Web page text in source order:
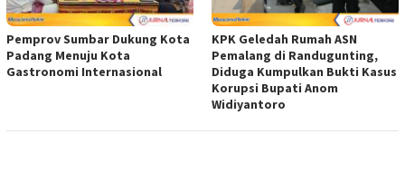
Pemprov Sumbar Dukung Kota
Padang Menuju Kota
Gastronomi Internasional
KPK Geledah Rumah ASN
Pemalang di Randugunting,
Diduga Kumpulkan Bukti Kasus
Korupsi Bupati Anom
Widiyantoro